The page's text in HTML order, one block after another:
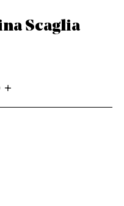
Scaglia